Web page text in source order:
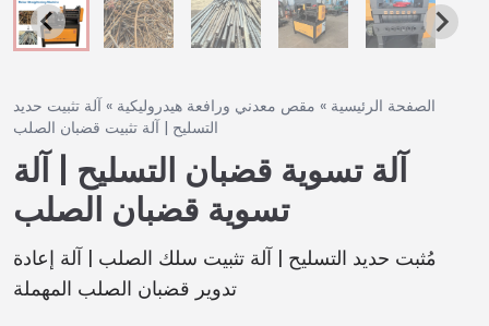
الصفحة الرئيسية » مقص معدني ورافعة هيدروليكية » آلة تثبيت حديد
التسليح | آلة تثبيت قضبان الصلب
آلة تسوية قضبان التسليح | آلة
تسوية قضبان الصلب
مُثبت حديد التسليح | آلة تثبيت سلك الصلب | آلة إعادة
تدوير قضبان الصلب المهملة